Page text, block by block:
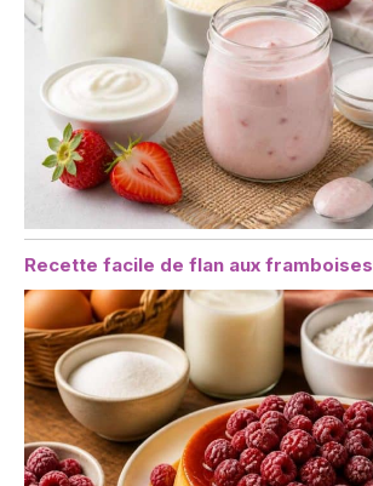
Recette facile de flan aux framboises